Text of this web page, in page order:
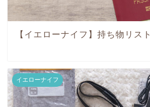
【イエローナイフ】持ち物リスト
イエローナイフ